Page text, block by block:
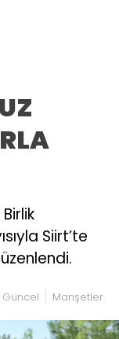
Siirt’te
Güncel Manşetler